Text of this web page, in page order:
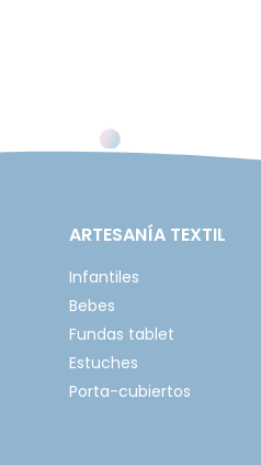
ARTESANÍA TEXTIL
Infantiles
Bebes
Fundas tablet
Estuches
Porta-cubiertos